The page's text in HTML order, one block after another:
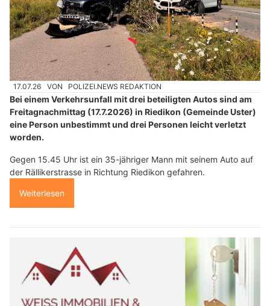
17.07.26 VON POLIZEI.NEWS REDAKTION
Bei einem Verkehrsunfall mit drei beteiligten Autos sind am
Freitagnachmittag (17.7.2026) in Riedikon (Gemeinde Uster)
eine Person unbestimmt und drei Personen leicht verletzt
worden.
Gegen 15.45 Uhr ist ein 35-jähriger Mann mit seinem Auto auf
der Rällikerstrasse in Richtung Riedikon gefahren.
Weiterlesen